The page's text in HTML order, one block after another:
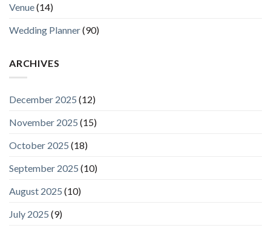
Venue(14)
Wedding Planner(90)
ARCHIVES
December 2025 (12)
November 2025 (15)
October 2025 (18)
September 2025 (10)
August 2025 (10)
July 2025 (9)